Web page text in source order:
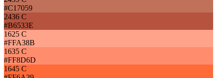
#C17059
2436 C
#B6533E
1625 C
#FFA38B
1635 C
#FF8D6D
1645 C